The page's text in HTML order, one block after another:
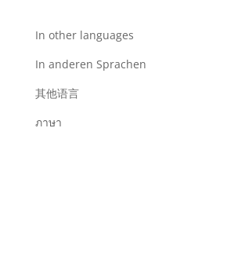
In other languages
In anderen Sprachen
其他语言
ภาษา